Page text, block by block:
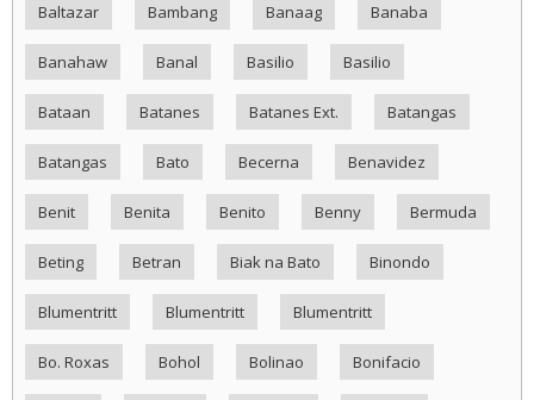
Baltazar Bambang Banaag Banaba
Banahaw Banal Basilio Basilio
Bataan Batanes Batanes Ext. Batangas
Batangas Bato Becerna Benavidez
Benit Benita Benito Benny Bermuda
Beting Betran Biak na Bato Binondo
Blumentritt Blumentritt Blumentritt
Bo. Roxas Bohol Bolinao Bonifacio